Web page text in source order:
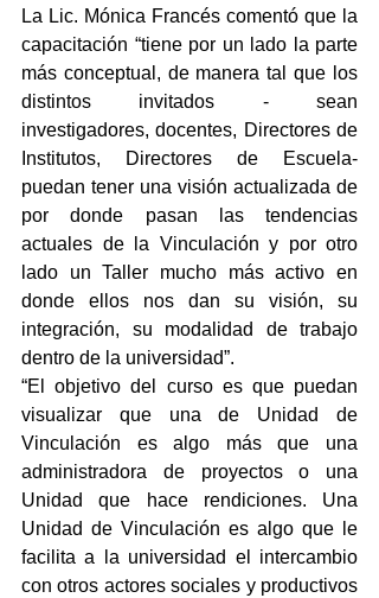
La Lic. Mónica Francés comentó que la
capacitación “tiene por un lado la parte
más conceptual, de manera tal que los
distintos invitados - sean
investigadores, docentes, Directores de
Institutos, Directores de Escuela-
puedan tener una visión actualizada de
por donde pasan las tendencias
actuales de la Vinculación y por otro
lado un Taller mucho más activo en
donde ellos nos dan su visión, su
integración, su modalidad de trabajo
dentro de la universidad”.
“El objetivo del curso es que puedan
visualizar que una de Unidad de
Vinculación es algo más que una
administradora de proyectos o una
Unidad que hace rendiciones. Una
Unidad de Vinculación es algo que le
facilita a la universidad el intercambio
con otros actores sociales y productivos